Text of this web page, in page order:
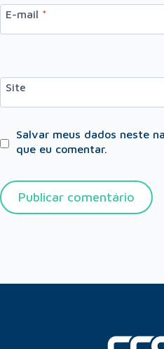
E-mail *
Site
Salvar meus dados neste
que eu comentar.